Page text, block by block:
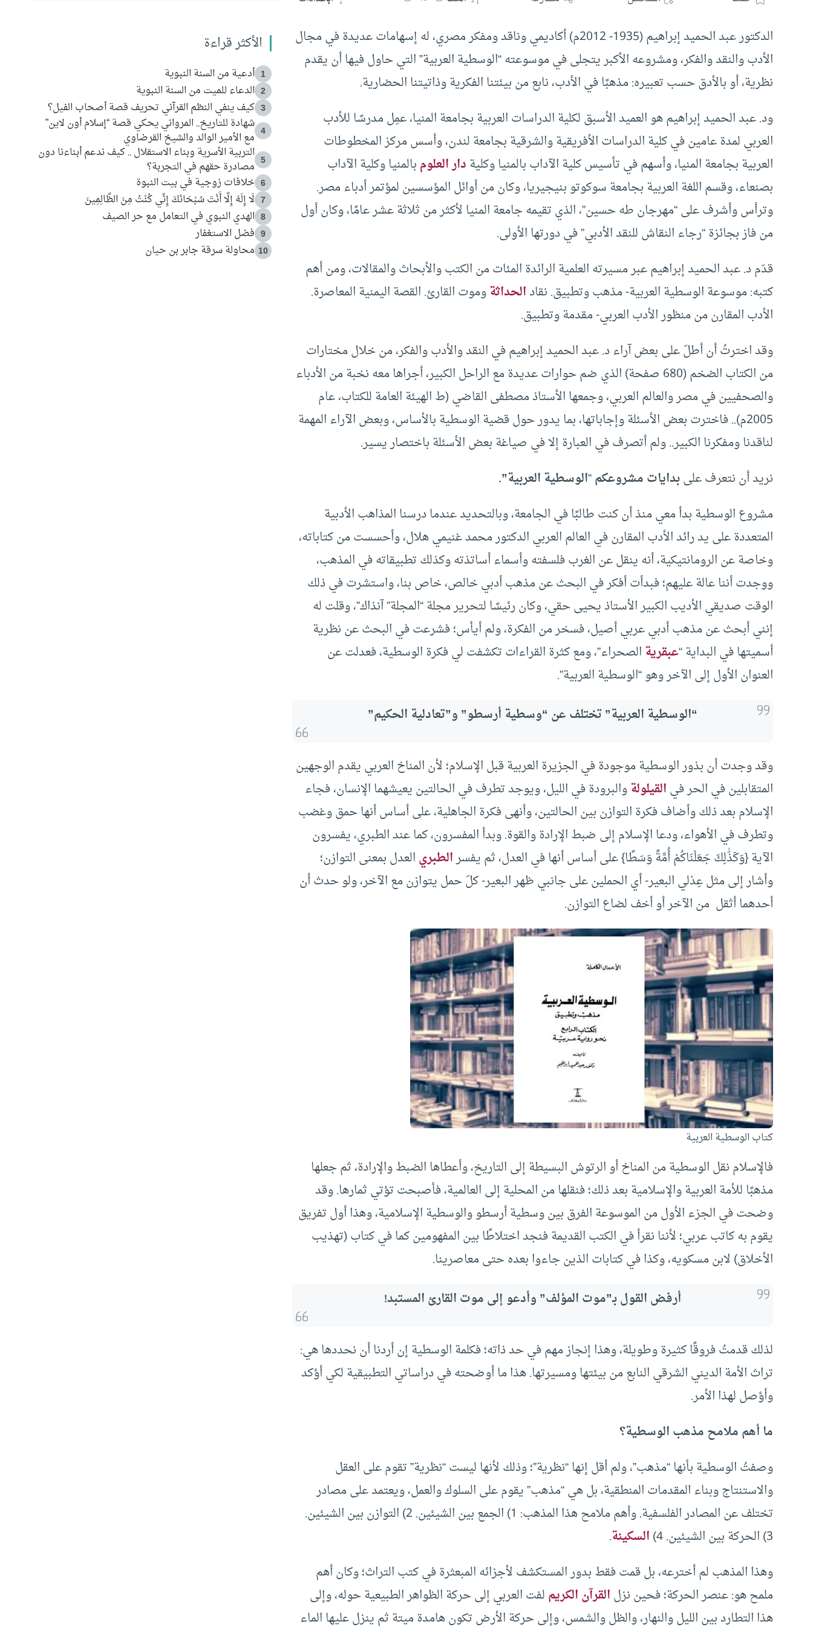
الدكتور عبد الحميد إبراهيم (1935- 2012م) أكاديمي وناقد ومفكر مصري، له إسهامات عديدة في مجال
الأدب والنقد والفكر، ومشروعه الأكبر يتجلى في موسوعته “الوسطية العربية” التي حاول فيها أن يقدم
نظرية، أو بالأدق حسب تعبيره: مذهبًا في الأدب، نابع من بيئتنا الفكرية وذاتيتنا الحضارية.
ود. عبد الحميد إبراهيم هو العميد الأسبق لكلية الدراسات العربية بجامعة المنيا، عمِل مدرسًا للأدب
العربي لمدة عامين في كلية الدراسات الأفريقية والشرقية بجامعة لندن، وأسس مركز المخطوطات
العربية بجامعة المنيا، وأسهم في تأسيس كلية الآداب بالمنيا وكليةدار العلومبالمنيا وكلية الآداب
بصنعاء، وقسم اللغة العربية بجامعة سوكوتو بنيجيريا، وكان من أوائل المؤسسين لمؤتمر أدباء مصر.
وترأس وأشرف على “مهرجان طه حسين”، الذي تقيمه جامعة المنيا لأكثر من ثلاثة عشر عامًا، وكان أول
من فاز بجائزة “رجاء النقاش للنقد الأدبي” في دورتها الأولى.
قدّم د. عبد الحميد إبراهيم عبر مسيرته العلمية الرائدة المئات من الكتب والأبحاث والمقالات، ومن أهم
كتبه: موسوعة الوسطية العربية- مذهب وتطبيق. نقادالحداثةوموت القارئ. القصة اليمنية المعاصرة.
الأدب المقارن من منظور الأدب العربي- مقدمة وتطبيق.
وقد اخترتُ أن أطلّ على بعض آراء د. عبد الحميد إبراهيم في النقد والأدب والفكر، من خلال مختارات
من الكتاب الضخم (680 صفحة) الذي ضم حوارات عديدة مع الراحل الكبير، أجراها معه نخبة من الأدباء
والصحفيين في مصر والعالم العربي، وجمعها الأستاذ مصطفى القاضي (ط الهيئة العامة للكتاب، عام
2005م).. فاخترت بعض الأسئلة وإجاباتها، بما يدور حول قضية الوسطية بالأساس، وبعض الآراء المهمة
لناقدنا ومفكرنا الكبير.. ولم أتصرف في العبارة إلا في صياغة بعض الأسئلة باختصار يسير.
نريد أن نتعرف علىبدايات مشروعكم“الوسطية العربية”.
مشروع الوسطية بدأ معي منذ أن كنت طالبًا في الجامعة، وبالتحديد عندما درسنا المذاهب الأدبية
المتعددة على يد رائد الأدب المقارن في العالم العربي الدكتور محمد غنيمي هلال، وأحسست من كتاباته،
وخاصة عن الرومانتيكية، أنه ينقل عن الغرب فلسفته وأسماء أساتذته وكذلك تطبيقاته في المذهب،
ووجدت أننا عالة عليهم؛ فبدأت أفكر في البحث عن مذهب أدبي خالص، خاص بنا، واستشرت في ذلك
الوقت صديقي الأديب الكبير الأستاذ يحيى حقي، وكان رئيسًا لتحرير مجلة “المجلة” آنذاك”، وقلت له
إنني أبحث عن مذهب أدبي عربي أصيل، فسخر من الفكرة، ولم أيأس؛ فشرعت في البحث عن نظرية
أسميتها في البداية “عبقريةالصحراء”، ومع كثرة القراءات تكشفت لي فكرة الوسطية، فعدلت عن
العنوان الأول إلى الآخر وهو “الوسطية العربية”.
“الوسطية العربية” تختلف عن “وسطية أرسطو” و”تعادلية الحكيم”
وقد وجدت أن بذور الوسطية موجودة في الجزيرة العربية قبل الإسلام؛ لأن المناخ العربي يقدم الوجهين
المتقابلين في الحر فيالقيلولةوالبرودة في الليل، ويوجد تطرف في الحالتين يعيشهما الإنسان، فجاء
الإسلام بعد ذلك وأضاف فكرة التوازن بين الحالتين، وأنهى فكرة الجاهلية، على أساس أنها حمق وغضب
وتطرف في الأهواء، ودعا الإسلام إلى ضبط الإرادة والقوة. وبدأ المفسرون، كما عند الطبري، يفسرون
الآية {وَكَذَٰلِكَ جَعَلْنَاكُمْ أُمَّةً وَسَطًا} على أساس أنها في العدل، ثم يفسرالطبريالعدل بمعنى التوازن؛
وأشار إلى مثل عِدْلي البعير- أي الحملين على جانبي ظهر البعير- كلّ حمل يتوازن مع الآخر، ولو حدث أن
أحدهما أثقل من الآخر أو أخف لضاع التوازن.
كتاب الوسطية العربية
فالإسلام نقل الوسطية من المناخ أو الرتوش البسيطة إلى التاريخ، وأعطاها الضبط والإرادة، ثم جعلها
مذهبًا للأمة العربية والإسلامية بعد ذلك؛ فنقلها من المحلية إلى العالمية، فأصبحت تؤتي ثمارها. وقد
وضحت في الجزء الأول من الموسوعة الفرق بين وسطية أرسطو والوسطية الإسلامية، وهذا أول تفريق
يقوم به كاتب عربي؛ لأننا نقرأ في الكتب القديمة فنجد اختلاطًا بين المفهومين كما في كتاب (تهذيب
الأخلاق) لابن مسكويه، وكذا في كتابات الذين جاءوا بعده حتى معاصرينا.
أرفض القول بـ”موت المؤلف” وأدعو إلى موت القارئ المستبد!
لذلك قدمتُ فروقًا كثيرة وطويلة، وهذا إنجاز مهم في حد ذاته؛ فكلمة الوسطية إن أردنا أن نحددها هي:
تراث الأمة الديني الشرقي النابع من بيئتها ومسيرتها. هذا ما أوضحته في دراساتي التطبيقية لكي أؤكد
وأؤصل لهذا الأمر.
ما أهم ملامح مذهب الوسطية؟
وصفتُ الوسطية بأنها “مذهب”، ولم أقل إنها “نظرية”؛ وذلك لأنها ليست “نظرية” تقوم على العقل
والاستنتاج وبناء المقدمات المنطقية، بل هي “مذهب” يقوم على السلوك والعمل، ويعتمد على مصادر
تختلف عن المصادر الفلسفية. وأهم ملامح هذا المذهب: 1) الجمع بين الشيئين. 2) التوازن بين الشيئين.
3) الحركة بين الشيئين. 4)
السكينة.
وهذا المذهب لم أخترعه، بل قمت فقط بدور المستكشف لأجزائه المبعثرة في كتب التراث؛ وكان أهم
ملمح هو: عنصر الحركة؛ فحين نزلالقرآن الكريملفت العربي إلى حركة الظواهر الطبيعية حوله، وإلى
هذا التطارد بين الليل والنهار، والظل والشمس، وإلى حركة الأرض تكون هامدة ميتة ثم ينزل عليها الماء
الأكثر قراءة
1 أدعية من السنة النبوية
2 الدعاء للميت من السنة النبوية
3 كيف ينفي النظم القرآني تحريف قصة أصحاب الفيل؟
4
شهادة للتاريخ.. المرواني يحكي قصة “إسلام أون لاين”
مع الأمير الوالد والشيخ القرضاوي
5
التربية الأسرية وبناء الاستقلال .. كيف ندعم أبناءنا دون
مصادرة حقهم في التجربة؟
6 خلافات زوجية في بيت النبوة
7 لَا إِلَهَ إِلَّا أَنْتَ سُبْحَانَكَ إِنِّي كُنْتُ مِنَ الظَّالِمِينَ
8 الهدي النبوي في التعامل مع حر الصيف
9 فضل الاستغفار
10 محاولة سرقة جابر بن حيان